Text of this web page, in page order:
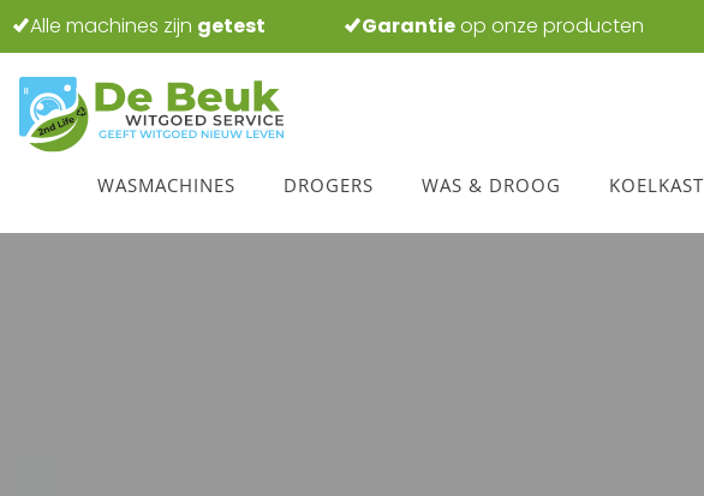
Alle machines zijn getest Garantieop onze producten
WASMACHINES DROGERS WAS & DROOG KOELKAST